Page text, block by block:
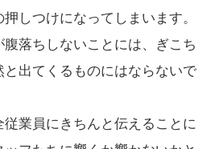
しつけになってしまいます。
落ちしないことには、ぎこち
出てくるものにはならないで
業員にきちんと伝えることに